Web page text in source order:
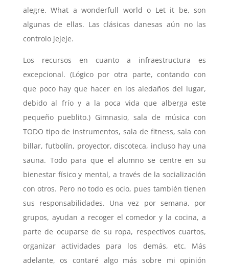
alegre. What a wonderfull world o Let it be, son
algunas de ellas. Las clásicas danesas aún no las
controlo jejeje.
Los recursos en cuanto a infraestructura es
excepcional. (Lógico por otra parte, contando con
que poco hay que hacer en los aledaños del lugar,
debido al frío y a la poca vida que alberga este
pequeño pueblito.) Gimnasio, sala de música con
TODO tipo de instrumentos, sala de fitness, sala con
billar, futbolín, proyector, discoteca, incluso hay una
sauna. Todo para que el alumno se centre en su
bienestar físico y mental, a través de la socialización
con otros. Pero no todo es ocio, pues también tienen
sus responsabilidades. Una vez por semana, por
grupos, ayudan a recoger el comedor y la cocina, a
parte de ocuparse de su ropa, respectivos cuartos,
organizar actividades para los demás, etc. Más
adelante, os contaré algo más sobre mi opinión